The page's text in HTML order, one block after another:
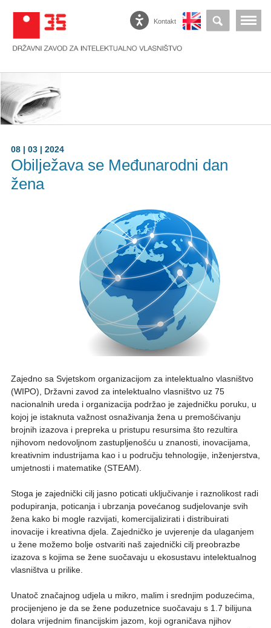
Kontakt
08 | 03 | 2024
Obilježava se Međunarodni dan
žena
Zajedno sa Svjetskom organizacijom za intelektualno vlasništvo
(WIPO), Državni zavod za intelektualno vlasništvo uz 75
nacionalnih ureda i organizacija podržao je zajedničku poruku, u
kojoj je istaknuta važnost osnaživanja žena u premošćivanju
brojnih izazova i prepreka u pristupu resursima što rezultira
njihovom nedovoljnom zastupljenošću u znanosti, inovacijama,
kreativnim industrijama kao i u području tehnologije, inženjerstva,
umjetnosti i matematike (STEAM).
Stoga je zajednički cilj jasno poticati uključivanje i raznolikost radi
podupiranja, poticanja i ubrzanja povećanog sudjelovanje svih
žena kako bi mogle razvijati, komercijalizirati i distribuirati
inovacije i kreativna djela. Zajedničko je uvjerenje da ulaganjem
u žene možemo bolje ostvariti naš zajednički cilj preobrazbe
izazova s kojima se žene suočavaju u ekosustavu intelektualnog
vlasništva u prilike.
Unatoč značajnog udjela u mikro, malim i srednjim poduzećima,
procijenjeno je da se žene poduzetnice suočavaju s 1.7 bilijuna
dolara vrijednim financijskim jazom, koji ograničava njihov